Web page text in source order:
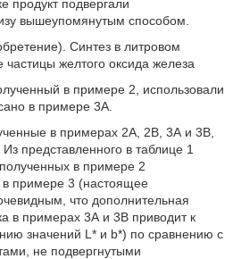
продукт подвергали
вышеупомянутым способом.
Синтез в литровом
желтого оксида железа
в примере 2, использовали
в примере 3А.
в примерах 2А, 2В, 3А и 3В,
представленного в таблице 1
в примере 2
примере 3 (настоящее
что дополнительная
в примерах 3А и 3В приводит к
значений L* и b*) по сравнению с
не подвергнутыми